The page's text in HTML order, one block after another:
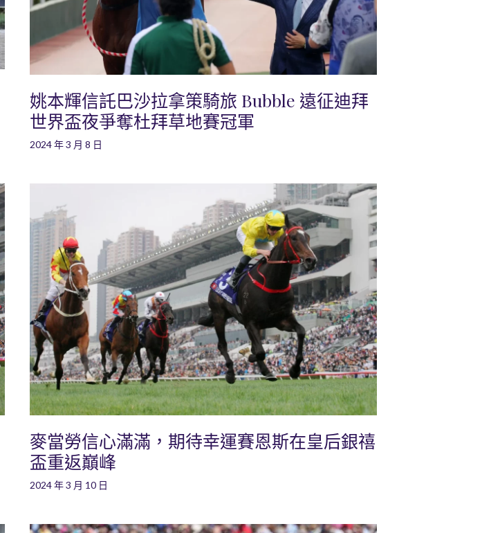
姚本輝信託巴沙拉拿策騎旅 Bubble 遠征迪拜
世界盃夜爭奪杜拜草地賽冠軍
2024 年 3 月 8 日
麥當勞信心滿滿，期待幸運賽恩斯在皇后銀禧
盃重返巔峰
2024 年 3 月 10 日